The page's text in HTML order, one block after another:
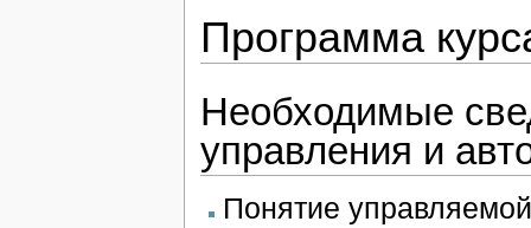
Программа
Необходимые
управления и
Понятие